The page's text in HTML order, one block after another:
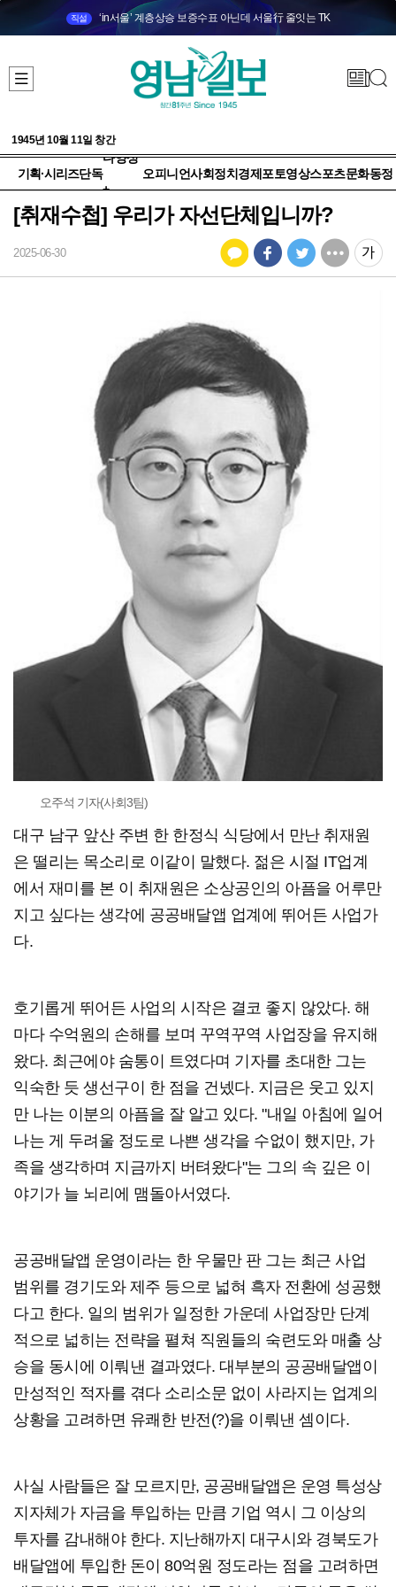
직설 ‘in서울’ 계층상승 보증수표 아닌데 서울行 줄잇는 TK
1945년 10월 11일 창간
기획·시리즈단독
다양성
+
오피니언사회정치 경제 포토영상스포츠문화동정
[취재수첩] 우리가 자선단체입니까?
2025-06-30
오주석 기자(사회3팀)
대구 남구 앞산 주변 한 한정식 식당에서 만난 취재원
은 떨리는 목소리로 이같이 말했다. 젊은 시절 IT업계
에서 재미를 본 이 취재원은 소상공인의 아픔을 어루만
지고 싶다는 생각에 공공배달앱 업계에 뛰어든 사업가
다.
호기롭게 뛰어든 사업의 시작은 결코 좋지 않았다. 해
마다 수억원의 손해를 보며 꾸역꾸역 사업장을 유지해
왔다. 최근에야 숨통이 트였다며 기자를 초대한 그는
익숙한 듯 생선구이 한 점을 건넸다. 지금은 웃고 있지
만 나는 이분의 아픔을 잘 알고 있다. "내일 아침에 일어
나는 게 두려울 정도로 나쁜 생각을 수없이 했지만, 가
족을 생각하며 지금까지 버텨왔다"는 그의 속 깊은 이
야기가 늘 뇌리에 맴돌아서였다.
공공배달앱 운영이라는 한 우물만 판 그는 최근 사업
범위를 경기도와 제주 등으로 넓혀 흑자 전환에 성공했
다고 한다. 일의 범위가 일정한 가운데 사업장만 단계
적으로 넓히는 전략을 펼쳐 직원들의 숙련도와 매출 상
승을 동시에 이뤄낸 결과였다. 대부분의 공공배달앱이
만성적인 적자를 겪다 소리소문 없이 사라지는 업계의
상황을 고려하면 유쾌한 반전(?)을 이뤄낸 셈이다.
사실 사람들은 잘 모르지만, 공공배달앱은 운영 특성상
지자체가 자금을 투입하는 만큼 기업 역시 그 이상의
투자를 감내해야 한다. 지난해까지 대구시와 경북도가
배달앱에 투입한 돈이 80억원 정도라는 점을 고려하면